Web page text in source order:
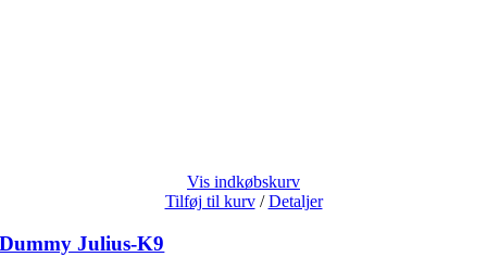
Vis indkøbskurv
Tilføj til kurv / Detaljer
Dummy Julius-K9